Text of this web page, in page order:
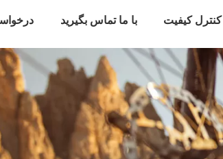
کنترل کیفیت با ما تماس بگیرید